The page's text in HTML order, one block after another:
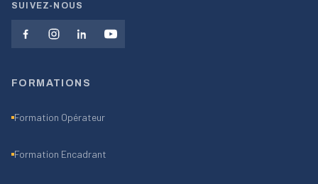
SUIVEZ-NOUS
FORMATIONS
Formation Opérateur
Formation Encadrant